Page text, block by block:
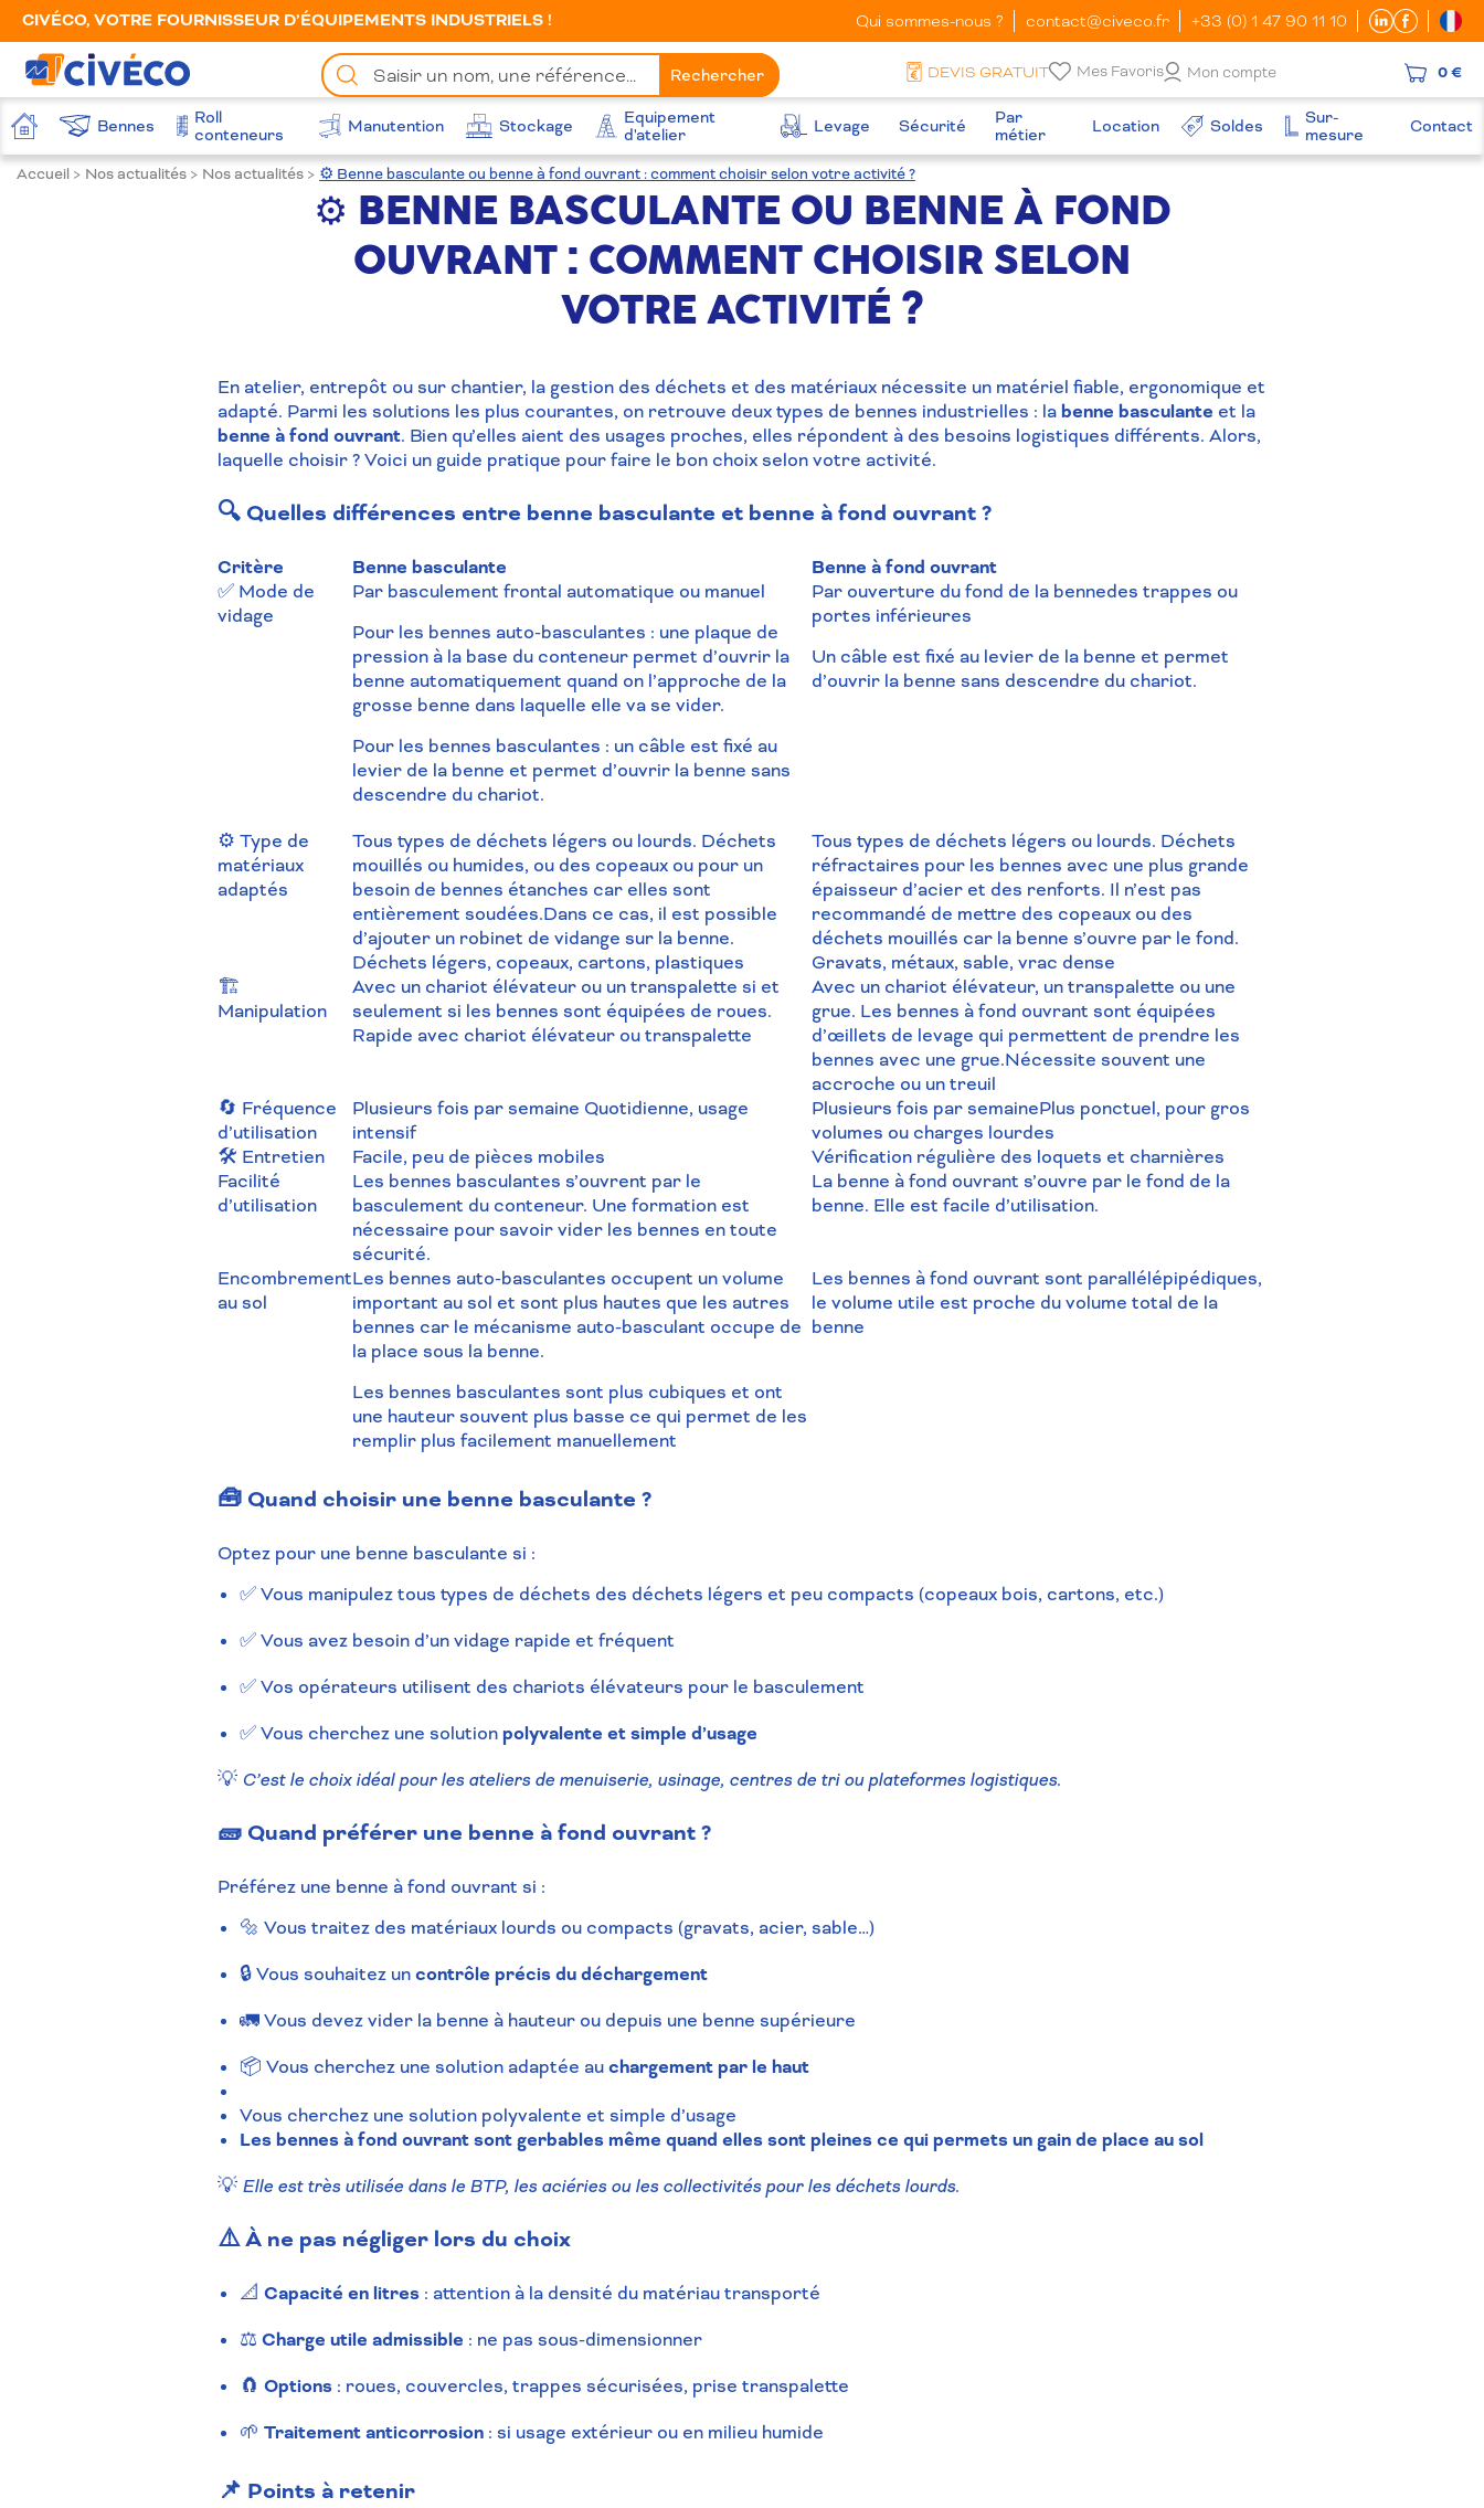
CIVÉCO, VOTRE FOURNISSEUR D’ÉQUIPEMENTS INDUSTRIELS ! Qui sommes-nous ? contact@civeco.fr +33 (0) 1 47 90 11 10
Chercher
un
produit
Rechercher DEVIS GRATUIT Mes Favoris Mon compte 0 €
Accueil Bennes
Roll
conteneurs
Manutention Stockage
Equipement
d'atelier
Levage Sécurité
Par
métier
Location Soldes
Sur-
mesure
Contact
Accueil > Nos actualités > Nos actualités > ⚙️ Benne basculante ou benne à fond ouvrant : comment choisir selon votre activité ?
⚙️ BENNE BASCULANTE OU BENNE À FOND
OUVRANT : COMMENT CHOISIR SELON
VOTRE ACTIVITÉ ?
En atelier, entrepôt ou sur chantier, la gestion des déchets et des matériaux nécessite un matériel fiable, ergonomique et
adapté. Parmi les solutions les plus courantes, on retrouve deux types de bennes industrielles : labenne basculante et la
benne à fond ouvrant. Bien qu’elles aient des usages proches, elles répondent à des besoins logistiques différents. Alors,
laquelle choisir ? Voici un guide pratique pour faire le bon choix selon votre activité.
🔍 Quelles différences entre benne basculante et benne à fond ouvrant ?
Critère Benne basculante
Benne à fond ouvrant
✅ Mode de
vidage
Par basculement frontal automatique ou manuel
Pour les bennes auto-basculantes : une plaque de
pression à la base du conteneur permet d’ouvrir la
benne automatiquement quand on l’approche de la
grosse benne dans laquelle elle va se vider.
Pour les bennes basculantes : un câble est fixé au
levier de la benne et permet d’ouvrir la benne sans
descendre du chariot.
Par ouverture du fond de la bennedes trappes ou
portes inférieures
Un câble est fixé au levier de la benne et permet
d’ouvrir la benne sans descendre du chariot.
⚙️ Type de
matériaux
adaptés
Tous types de déchets légers ou lourds. Déchets
mouillés ou humides, ou des copeaux ou pour un
besoin de bennes étanches car elles sont
entièrement soudées.Dans ce cas, il est possible
d’ajouter un robinet de vidange sur la benne.
Déchets légers, copeaux, cartons, plastiques
Tous types de déchets légers ou lourds. Déchets
réfractaires pour les bennes avec une plus grande
épaisseur d’acier et des renforts. Il n’est pas
recommandé de mettre des copeaux ou des
déchets mouillés car la benne s’ouvre par le fond.
Gravats, métaux, sable, vrac dense
🏗️
Manipulation
Avec un chariot élévateur ou un transpalette si et
seulement si les bennes sont équipées de roues.
Rapide avec chariot élévateur ou transpalette
Avec un chariot élévateur, un transpalette ou une
grue. Les bennes à fond ouvrant sont équipées
d’œillets de levage qui permettent de prendre les
bennes avec une grue.Nécessite souvent une
accroche ou un treuil
🔄 Fréquence
d’utilisation
Plusieurs fois par semaine Quotidienne, usage
intensif
Plusieurs fois par semainePlus ponctuel, pour gros
volumes ou charges lourdes
🛠️ Entretien
Facile, peu de pièces mobiles
Vérification régulière des loquets et charnières
Facilité
d’utilisation
Les bennes basculantes s’ouvrent par le
basculement du conteneur. Une formation est
nécessaire pour savoir vider les bennes en toute
sécurité.
La benne à fond ouvrant s’ouvre par le fond de la
benne. Elle est facile d’utilisation.
Encombrement
au sol
Les bennes auto-basculantes occupent un volume
important au sol et sont plus hautes que les autres
bennes car le mécanisme auto-basculant occupe de
la place sous la benne.
Les bennes basculantes sont plus cubiques et ont
une hauteur souvent plus basse ce qui permet de les
remplir plus facilement manuellement
Les bennes à fond ouvrant sont parallélépipédiques,
le volume utile est proche du volume total de la
benne
🧰 Quand choisir une benne basculante ?
Optez pour une benne basculante si :
✅ Vous manipulez tous types de déchets des déchets légers et peu compacts (copeaux bois, cartons, etc.)
✅ Vous avez besoin d’un vidage rapide et fréquent
✅ Vos opérateurs utilisent des chariots élévateurs pour le basculement
✅ Vous cherchez une solutionpolyvalente et simple d’usage
💡 C’est le choix idéal pour les ateliers de menuiserie, usinage, centres de tri ou plateformes logistiques.
🧱 Quand préférer une benne à fond ouvrant ?
Préférez une benne à fond ouvrant si :
🔩 Vous traitez des matériaux lourds ou compacts (gravats, acier, sable…)
🔒 Vous souhaitez uncontrôle précis du déchargement
🚛 Vous devez vider la benne à hauteur ou depuis une benne supérieure
📦 Vous cherchez une solution adaptée auchargement par le haut
Vous cherchez une solution polyvalente et simple d’usage
Les bennes à fond ouvrant sont gerbables même quand elles sont pleines ce qui permets un gain de place au sol
💡 Elle est très utilisée dans le BTP, les aciéries ou les collectivités pour les déchets lourds.
⚠️ À ne pas négliger lors du choix
📐 Capacité en litres : attention à la densité du matériau transporté
⚖️ Charge utile admissible : ne pas sous-dimensionner
🧲 Options : roues, couvercles, trappes sécurisées, prise transpalette
🌱 Traitement anticorrosion : si usage extérieur ou en milieu humide
📌 Points à retenir